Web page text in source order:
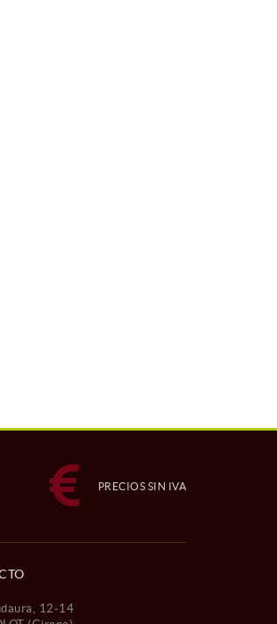
PRECIOS SIN IVA
12-14